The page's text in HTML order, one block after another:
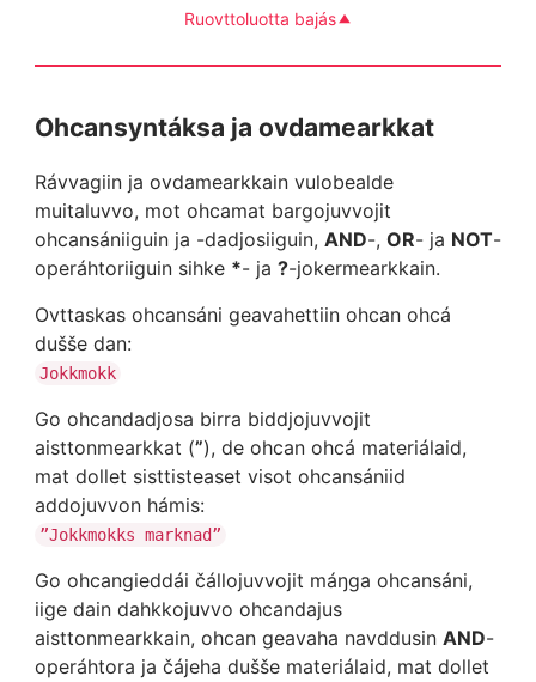
Ruovttoluotta bajás
Ohcansyntáksa ja ovdamearkkat
Rávvagiin ja ovdamearkkain vulobealde
muitaluvvo, mot ohcamat bargojuvvojit
ohcansániiguin ja -dadjosiiguin, AND-, OR- ja NOT-
operáhtoriiguin sihke *- ja ?-jokermearkkain.
Ovttaskas ohcansáni geavahettiin ohcan ohcá
dušše dan:
Jokkmokk
Go ohcandadjosa birra biddjojuvvojit
aisttonmearkkat (”), de ohcan ohcá materiálaid,
mat dollet sisttisteaset visot ohcansániid
addojuvvon hámis:
”Jokkmokks marknad”
Go ohcangieddái čállojuvvojit máŋga ohcansáni,
iige dain dahkkojuvvo ohcandajus
aisttonmearkkain, ohcan geavaha navddusin AND-
operáhtora ja čájeha dušše materiálaid, mat dollet